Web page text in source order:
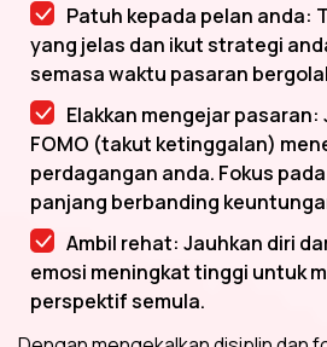
Patuh kepada pelan anda:
yang jelas dan ikut strategi
semasa waktu pasaran
Elakkan mengejar pasaran:
FOMO (takut ketinggalan)
perdagangan anda. Fokus
panjang berbanding
Ambil rehat: Jauhkan diri
emosi meningkat tinggi untuk
perspektif semula.